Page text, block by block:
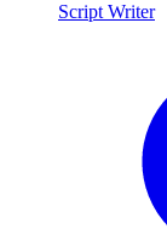
Script Writer